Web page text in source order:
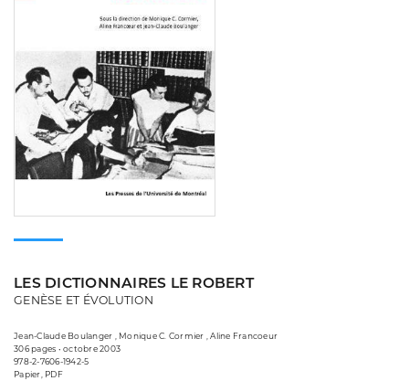
LES DICTIONNAIRES LE ROBERT
GENÈSE ET ÉVOLUTION
Jean-Claude Boulanger , Monique C. Cormier , Aline Francoeur
306 pages • octobre 2003
978-2-7606-1942-5
Papier, PDF